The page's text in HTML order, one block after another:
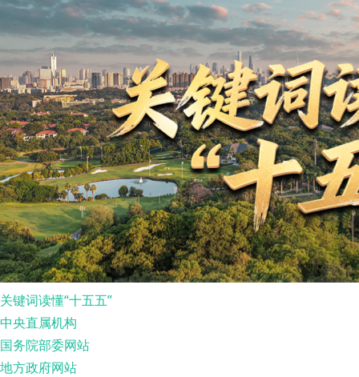
关键词读懂“十五五”
中央直属机构
国务院部委网站
地方政府网站